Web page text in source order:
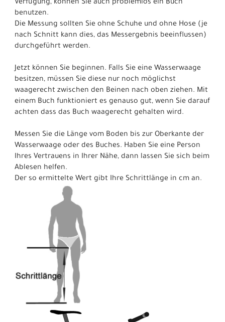
Verfügung, können Sie auch problemlos ein Buch
benutzen.
Die Messung sollten Sie ohne Schuhe und ohne Hose (je
nach Schnitt kann dies, das Messergebnis beeinflussen)
durchgeführt werden.
Jetzt können Sie beginnen. Falls Sie eine Wasserwaage
besitzen, müssen Sie diese nur noch möglichst
waagerecht zwischen den Beinen nach oben ziehen. Mit
einem Buch funktioniert es genauso gut, wenn Sie darauf
achten dass das Buch waagerecht gehalten wird.
Messen Sie die Länge vom Boden bis zur Oberkante der
Wasserwaage oder des Buches. Haben Sie eine Person
Ihres Vertrauens in Ihrer Nähe, dann lassen Sie sich beim
Ablesen helfen.
Der so ermittelte Wert gibt Ihre Schrittlänge in cm an.